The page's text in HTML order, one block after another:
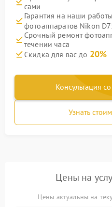
сами
Гарантия на наши
фотоаппаратов Nikon
Срочный ремонт
течении часа
Скидка для вас до 20%
Консультация
Узнать
Цены на
Цены актуальны на